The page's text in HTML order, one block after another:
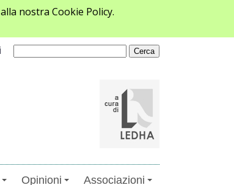
nostra Cookie Policy.
Opinioni Associazioni